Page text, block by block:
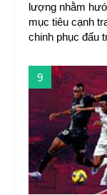
lượng nhằm
mục tiêu cạnh
chinh phục đấu
9